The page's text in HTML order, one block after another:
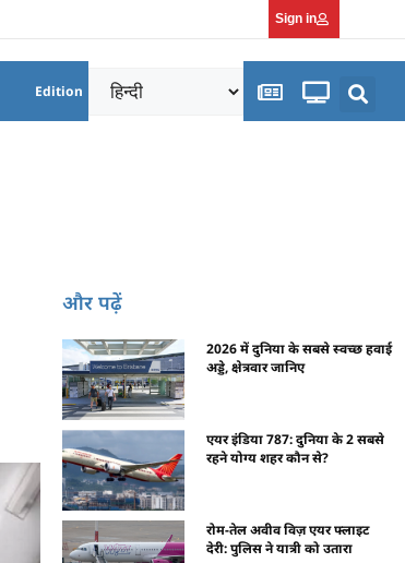
Sign in
Edition
और पढ़ें
2026 में दुनिया के सबसे स्वच्छ हवाई
अड्डे, क्षेत्रवार जानिए
एयर इंडिया 787: दुनिया के 2 सबसे
रहने योग्य शहर कौन से?
रोम-तेल अवीव विज़ एयर फ्लाइट
देरी: पुलिस ने यात्री को उतारा